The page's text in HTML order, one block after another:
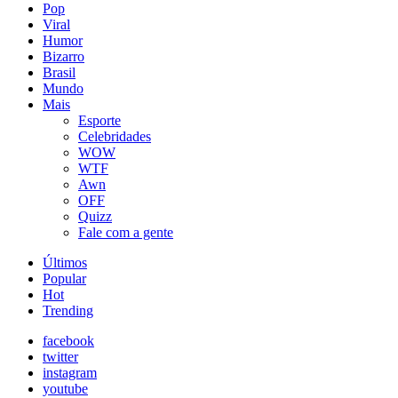
Pop
Viral
Humor
Bizarro
Brasil
Mundo
Mais
Esporte
Celebridades
WOW
WTF
Awn
OFF
Quizz
Fale com a gente
Últimos
Popular
Hot
Trending
facebook
twitter
instagram
youtube